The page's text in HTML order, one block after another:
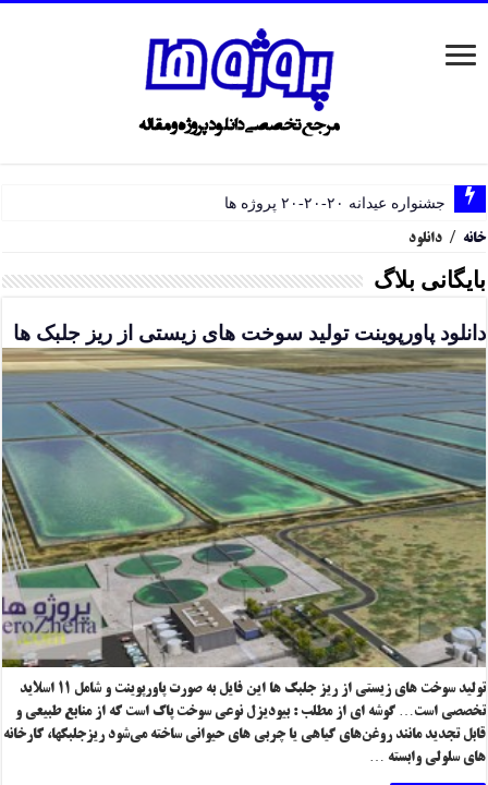
جشنواره عیدانه ۲۰-۲۰-۲۰ پروژه ها
خانه / دانلود
بایگانی بلاگ
دانلود پاورپوینت تولید سوخت های زیستی از ریز جلبک ها
تولید سوخت های زیستی از ریز جلبک ها این فایل به صورت پاورپوینت و شامل ۱۱ اسلاید
تخصصی است… گوشه ای از مطلب : بیودیزل نوعی سوخت پاک است که از منابع طبیعی و
قابل تجدید مانند روغن‌های گیاهی یا چربی های حیوانی ساخته می‌شود ریزجلبکها، کارخانه
های سلولی وابسته …